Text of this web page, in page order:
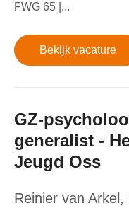
FWG 65 |...
Bekijk vacature
GZ-
generalist -
Jeugd Oss
Reinier van Arkel ,